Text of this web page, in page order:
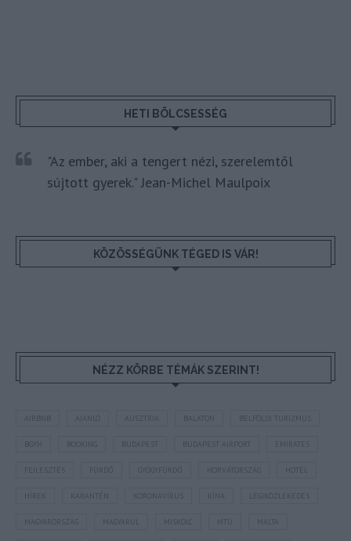
HETI BÖLCSESSÉG
"Az ember, aki a tengert nézi, szerelemtől
sújtott gyerek." Jean-Michel Maulpoix
KÖZÖSSÉGÜNK TÉGED IS VÁR!
NÉZZ KÖRBE TÉMÁK SZERINT!
AUSZTRIA BALATON BELFÖLDI TURIZMUS
BUDAPEST BUDAPEST AIRPORT EMIRATES
FEJLESZTÉS HORVÁTORSZÁG HOTEL
KARANTÉN LÉGIKÖZLEKEDÉS
MAGYARORSZÁG MTÜ MÁLTA